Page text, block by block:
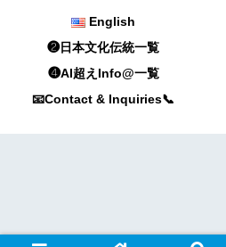
English
❷日本文化伝統一覧
❹AI超えInfo@一覧
📧Contact & Inquiries📞